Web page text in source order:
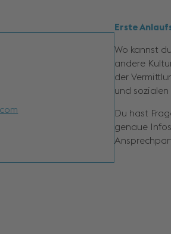
Erste
Wo kannst
andere
der
und
Du hast
genaue